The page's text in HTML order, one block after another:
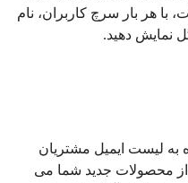
با هر بار سرچ کاربران، نام
نمایش دهید.
به لیست ایمیل مشتریان
از محصولات جدید شما می